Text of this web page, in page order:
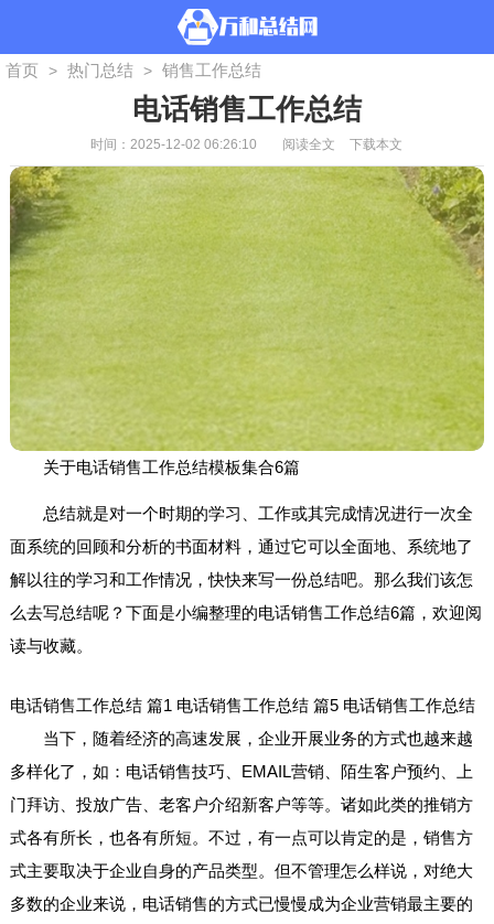
首页 > 热门总结 > 销售工作总结
电话销售工作总结
时间：2025-12-02 06:26:10 阅读全文 下载本文
关于电话销售工作总结模板集合6篇
总结就是对一个时期的学习、工作或其完成情况进行一次全
面系统的回顾和分析的书面材料，通过它可以全面地、系统地了
解以往的学习和工作情况，快快来写一份总结吧。那么我们该怎
么去写总结呢？下面是小编整理的电话销售工作总结6篇，欢迎阅
读与收藏。
电话销售工作总结 篇1
当下，随着经济的高速发展，企业开展业务的方式也越来越
多样化了，如：电话销售技巧、EMAIL营销、陌生客户预约、上
门拜访、投放广告、老客户介绍新客户等等。诸如此类的推销方
式各有所长，也各有所短。不过，有一点可以肯定的是，销售方
式主要取决于企业自身的产品类型。但不管理怎么样说，对绝大
多数的企业来说，电话销售的方式已慢慢成为企业营销最主要的
电话销售工作总结 篇5 电话销售工作总结